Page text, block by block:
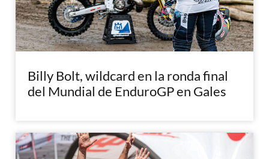
Billy Bolt, wildcard en la ronda final
del Mundial de EnduroGP en Gales